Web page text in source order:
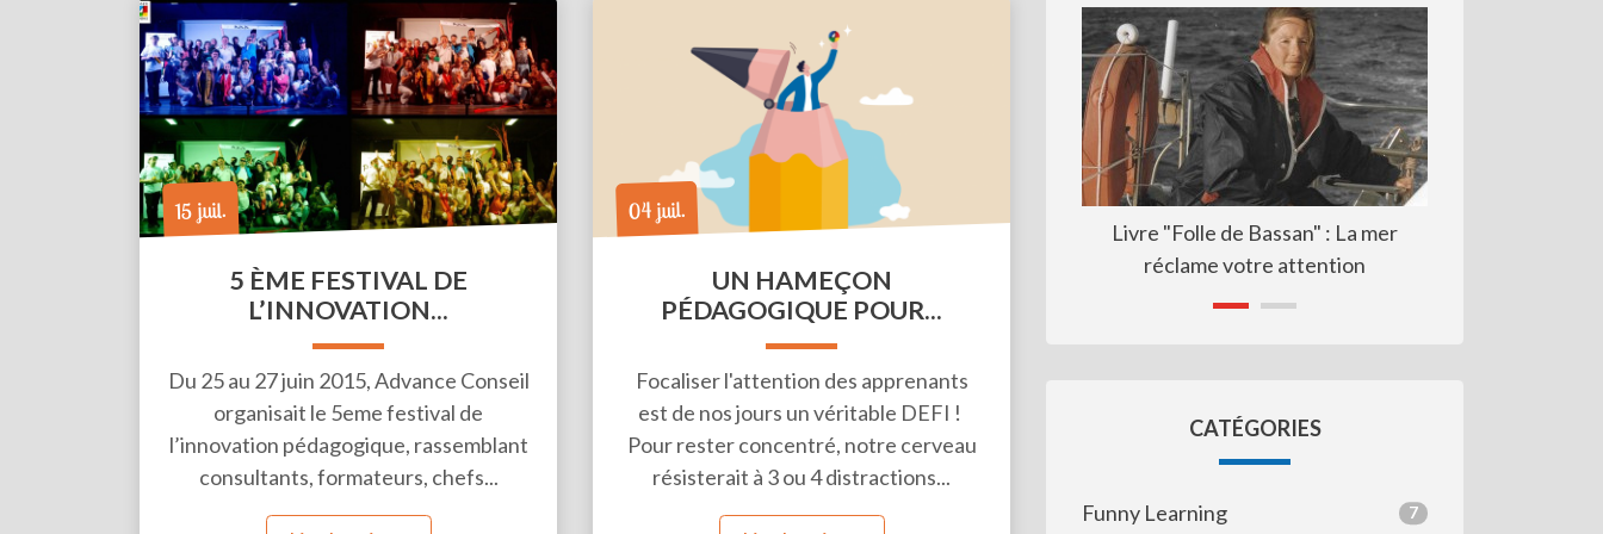
15 juil.
5 ÈME FESTIVAL DE
L’INNOVATION...
Du 25 au 27 juin 2015, Advance Conseil
organisait le 5eme festival de
l’innovation pédagogique, rassemblant
consultants, formateurs, chefs...
04 juil.
UN HAMEÇON
PÉDAGOGIQUE POUR...
Focaliser l'attention des apprenants
est de nos jours un véritable DEFI !
Pour rester concentré, notre cerveau
résisterait à 3 ou 4 distractions...
Livre "Folle de Bassan" : La mer
réclame votre attention
Resp formation : voie
CATÉGORIES
Funny Learning 7